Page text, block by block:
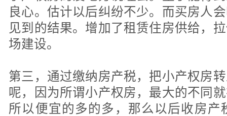
良心。估计以后纠纷不少。而买房人
见到的结果。增加了租赁住房供给，
场建设。
第三，通过缴纳房产税，把小产权房
呢，因为所谓小产权房，最大的不同
所以便宜的多的多，那么以后收房产